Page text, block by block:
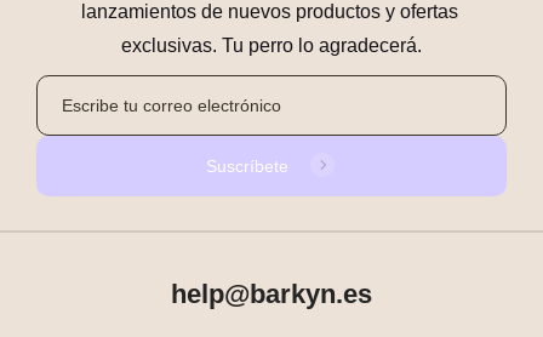
lanzamientos de nuevos productos y ofertas
exclusivas. Tu perro lo agradecerá.
Suscríbete
help@barkyn.es